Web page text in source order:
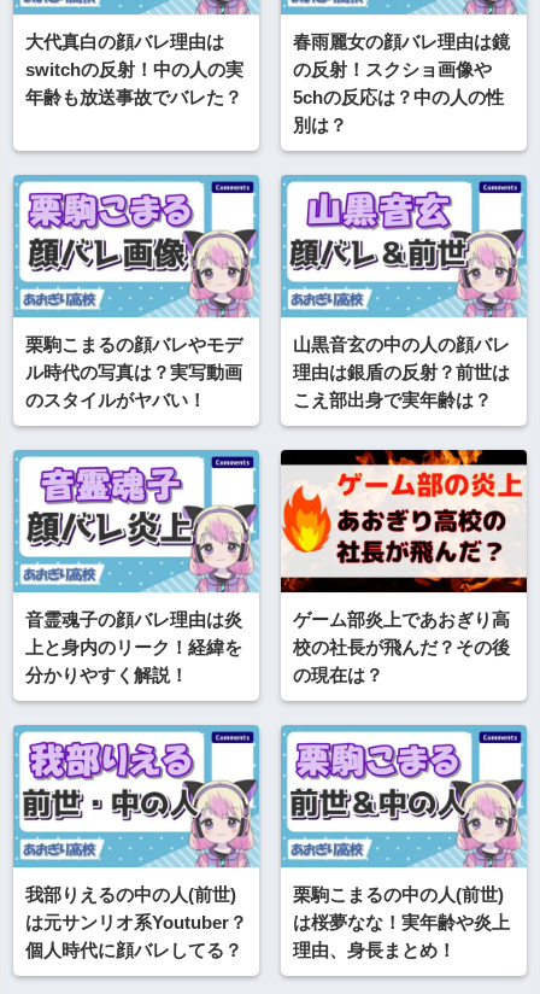
大代真白の顔バレ理由は
switchの反射！中の人の実
年齢も放送事故でバレた？
春雨麗女の顔バレ理由は鏡
の反射！スクショ画像や
5chの反応は？中の人の性
別は？
栗駒こまるの顔バレやモデ
ル時代の写真は？実写動画
のスタイルがヤバい！
山黒音玄の中の人の顔バレ
理由は銀盾の反射？前世は
こえ部出身で実年齢は？
音霊魂子の顔バレ理由は炎
上と身内のリーク！経緯を
分かりやすく解説！
ゲーム部炎上であおぎり高
校の社長が飛んだ？その後
の現在は？
我部りえるの中の人(前世)
は元サンリオ系Youtuber？
個人時代に顔バレしてる？
栗駒こまるの中の人(前世)
は桜夢なな！実年齢や炎上
理由、身長まとめ！